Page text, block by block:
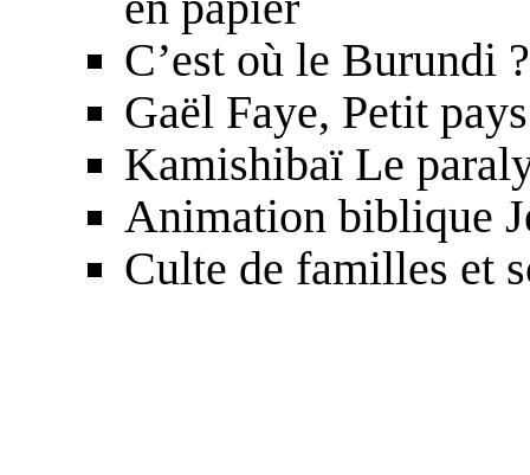
C’est où le Burundi
Gaël Faye, Petit pays
Kamishibaï Le
Animation biblique
Culte de familles et